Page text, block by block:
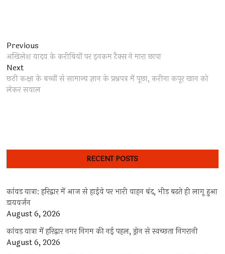
Post
navigation
Previous
post:
अखिलेश यादव के करीबियों पर इनकम टैक्स ने मारा छापा
NextNext
post:
छठी कक्षा के बच्चों से सामान्य ज्ञान के प्रश्नपत्र में पूछा, करीना कपूर खान को
लेकर सवाल
RECENT POSTS
कांवड़ यात्रा: हरिद्वार में आज से हाईवे पर भारी वाहन बंद, भीड़ बढ़ते ही लागू हुआ
डायवर्जन
August 6, 2026
कांवड़ यात्रा में हरिद्वार नगर निगम की नई पहल, ड्रोन से स्वच्छता निगरानी
August 6, 2026